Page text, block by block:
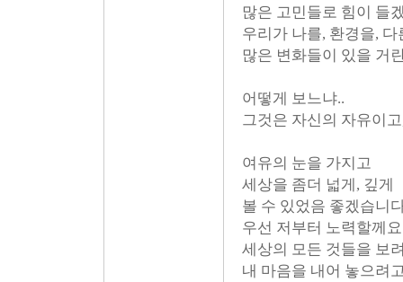
많은 고민들로 힘이 들
우리가 나를, 환경을,
많은 변화들이 있을 거
어떻게 보느냐..
그것은 자신의 자유이
여유의 눈을 가지고
세상을 좀더 넓게, 깊게
볼 수 있었음 좋겠습니
우선 저부터 노력할께
세상의 모든 것들을 보
내 마음을 내어 놓으려